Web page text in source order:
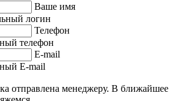
Ваше имя
логин
Телефон
телефон
E-mail
E-mail
отправлена менеджеру. В ближайшее